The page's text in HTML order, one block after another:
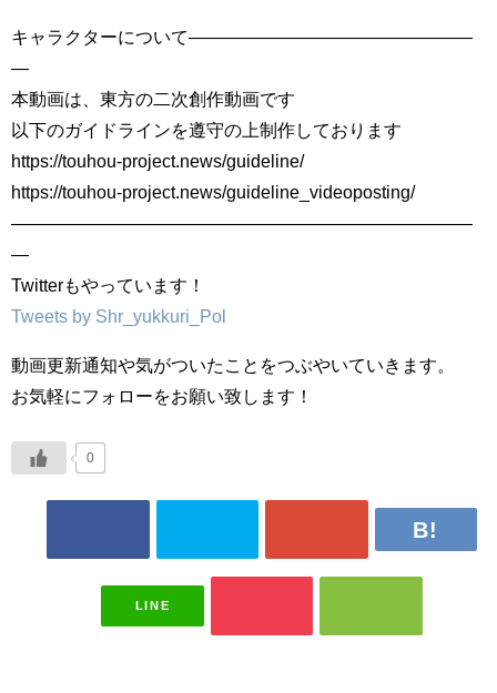
キャラクターについて――――――――――――――――
―
本動画は、東方の二次創作動画です
以下のガイドラインを遵守の上制作しております
https://touhou-project.news/guideline/
https://touhou-project.news/guideline_videoposting/
――――――――――――――――――――――――――
―
Twitterもやっています！
Tweets by Shr_yukkuri_Pol
動画更新通知や気がついたことをつぶやいていきます。
お気軽にフォローをお願い致します！
0
LINE